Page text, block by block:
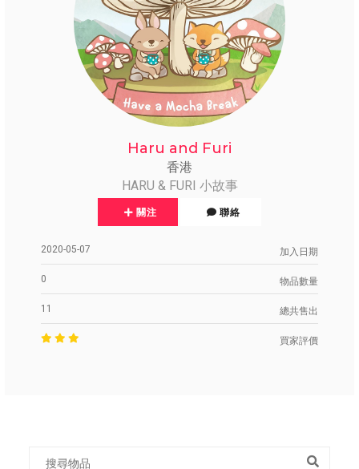
Haru and Furi
香港
HARU & FURI 小故事
關注 聯絡
加入日期
2020-05-07
物品數量
0
總共售出
11
買家評價